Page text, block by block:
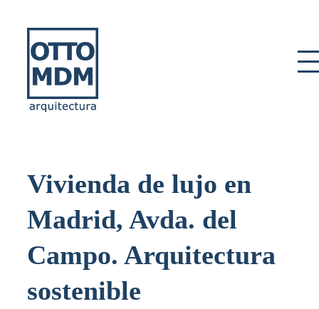
content
Vivienda de lujo en
Madrid, Avda. del
Campo. Arquitectura
sostenible